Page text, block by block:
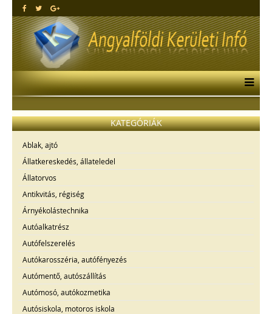
KATEGÓRIÁK
Ablak, ajtó
Állatkereskedés, állateledel
Állatorvos
Antikvitás, régiség
Árnyékolástechnika
Autóalkatrész
Autófelszerelés
Autókarosszéria, autófényezés
Autómentő, autószállítás
Autómosó, autókozmetika
Autósiskola, motoros iskola